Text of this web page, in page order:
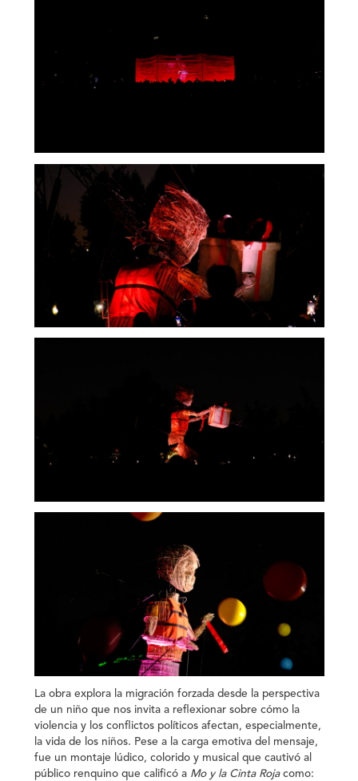
La obra explora la migración forzada desde la perspectiva
de un niño que nos invita a reflexionar sobre cómo la
violencia y los conflictos políticos afectan, especialmente,
la vida de los niños. Pese a la carga emotiva del mensaje,
fue un montaje lúdico, colorido y musical que cautivó al
público renquino que calificó a Mo y la Cinta Rojacomo: